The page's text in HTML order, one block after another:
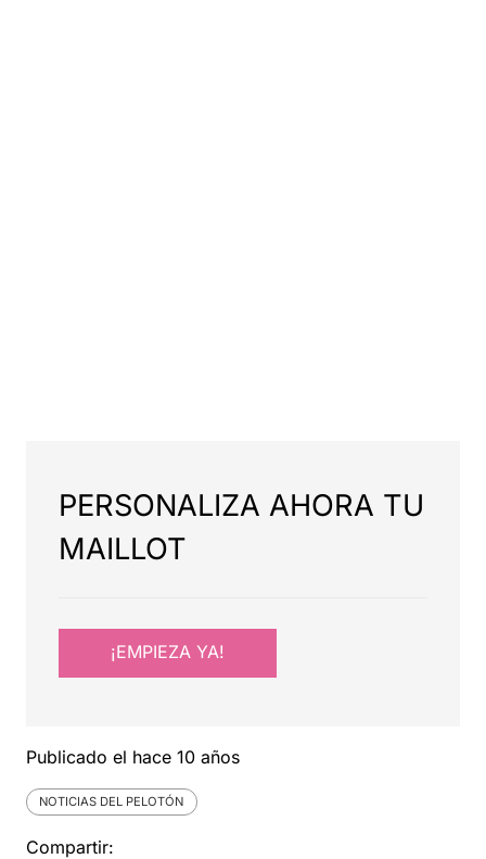
PERSONALIZA AHORA TU
MAILLOT
¡EMPIEZA YA!
Publicado el hace 10 años
NOTICIAS DEL PELOTÓN
Compartir: